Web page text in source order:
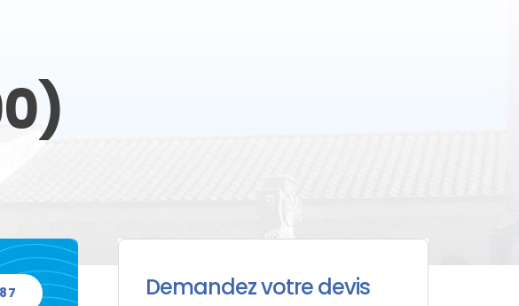
Demandez votre devis